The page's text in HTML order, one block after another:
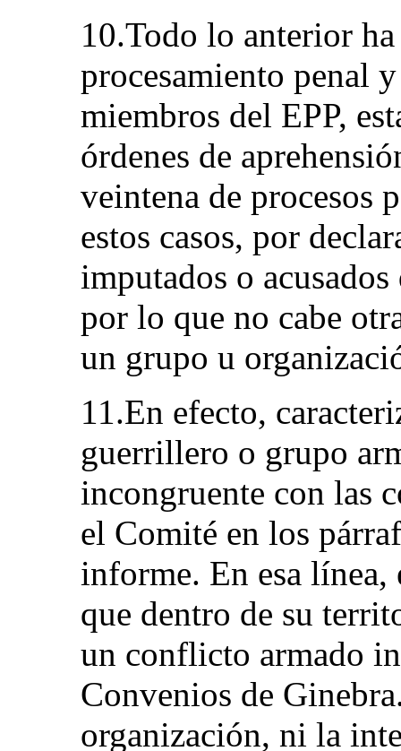
10.Todo lo anterior
procesamiento penal
miembros del EPP,
órdenes de
veintena de procesos
estos casos, por
imputados o
por lo que no cabe
un grupo u
11.En efecto,
guerrillero o grupo
incongruente con las
el Comité en los
informe. En esa línea,
que dentro de su
un conflicto armado
Convenios de
organización, ni la